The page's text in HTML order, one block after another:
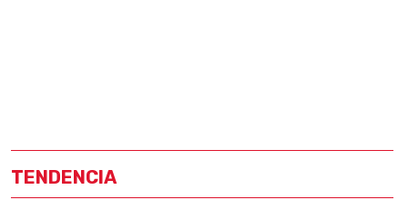
TENDENCIA